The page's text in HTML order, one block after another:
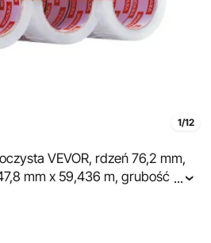
1/12
VEVOR, rdzeń 76,2 mm,
mm x 59,436 m, grubość
taśma do przeprowadzek,
...